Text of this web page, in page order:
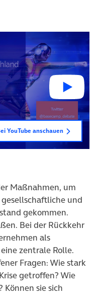
YouTube anschauen
Maßnahmen, um
und
gekommen.
Bei der Rückkehr
als
zentrale Rolle.
Fragen: Wie stark
getroffen? Wie
Können sie sich